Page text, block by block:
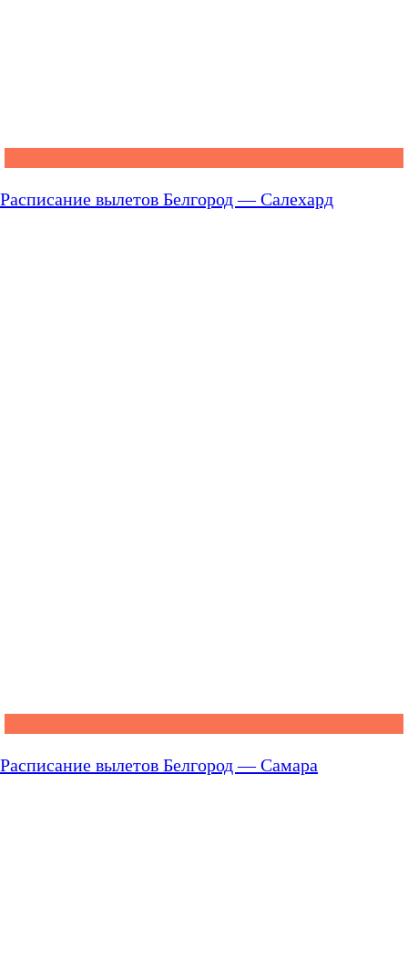
Расписание вылетов Белгород — Салехард
Расписание вылетов Белгород — Самара